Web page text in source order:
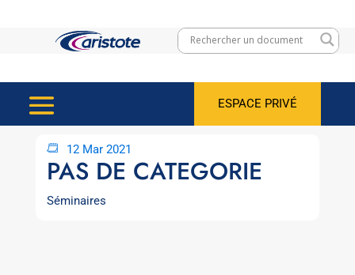
ESPACE PRIVÉ
12 Mar 2021
PAS DE CATEGORIE
Séminaires